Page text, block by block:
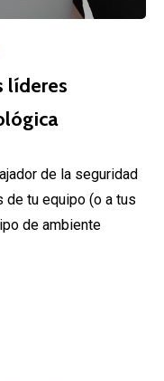
líderes
de la seguridad
de tu equipo (o a tus
de ambiente